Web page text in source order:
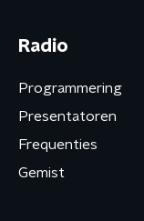
Radio
Programmering
Presentatoren
Frequenties
Gemist